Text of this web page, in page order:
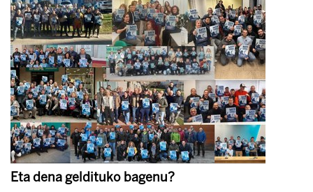
Eta dena geldituko bagenu?